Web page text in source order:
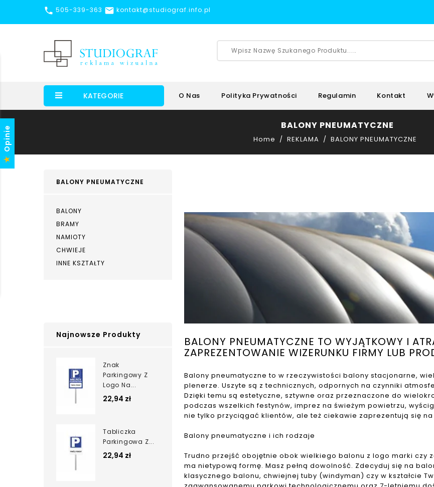
 505-339-363  kontakt@studiograf.info.pl
KATEGORIE O Nas Polityka Prywatności Regulamin Kontakt
BALONY PNEUMATYCZNE
Home REKLAMA BALONY PNEUMATYCZNE
BALONY PNEUMATYCZNE
BALONY
BRAMY
NAMIOTY
CHWIEJE
INNE KSZTAŁTY
Najnowsze Produkty
Znak
Parkingowy Z
Logo Na...
22,94 zł
Tabliczka
Parkingowa Z...
22,94 zł
BALONY PNEUMATYCZNE TO WYJĄTKOWY I
ZAPREZENTOWANIE WIZERUNKU FIRMY LUB
Balony pneumatyczne to w rzeczywistości balony stacjonarne,
plenerze. Uszyte są z technicznych, odpornych na czynniki
Dzięki temu są estetyczne, sztywne oraz przeznaczone do
podczas wszelkich festynów, imprez na świeżym powietrzu,
nie tylko przyciągać klientów, ale też ciekawie zaprezentują się
Balony pneumatyczne i ich rodzaje
Trudno przejść obojętnie obok wielkiego balonu z logo marki czy
ma nietypową formę. Masz pełną dowolność. Zdecyduj się na
klasycznego balonu, chwiejnej tuby (windyman) czy w kształcie
Opinie